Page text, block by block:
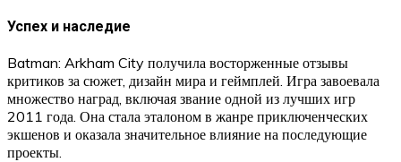
Успех и наследие
Batman: Arkham City получила восторженные отзывы
критиков за сюжет, дизайн мира и геймплей. Игра завоевала
множество наград, включая звание одной из лучших игр
2011 года. Она стала эталоном в жанре приключенческих
экшенов и оказала значительное влияние на последующие
проекты.